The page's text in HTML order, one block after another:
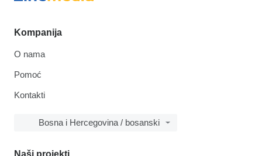
Kompanija
O nama
Pomoć
Kontakti
Bosna i Hercegovina / bosanski
Naši projekti